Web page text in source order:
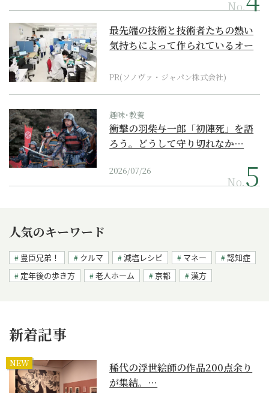
No.
最先端の技術と技術者たちの熱い
気持ちによって作られているオー
PR(ソノヴァ・ジャパン株式会社)
趣味･教養
衝撃の羽柴与一郎「初陣死」を語
ろう。どうして守り切れなか…
2026/07/26
No.
人気のキーワード
豊臣兄弟！ クルマ 減塩レシピ マネー
認知症
定年後の歩き方
老人ホーム 京都 漢方
新着記事
NEW
稀代の浮世絵師の作品200点余り
が集結。…